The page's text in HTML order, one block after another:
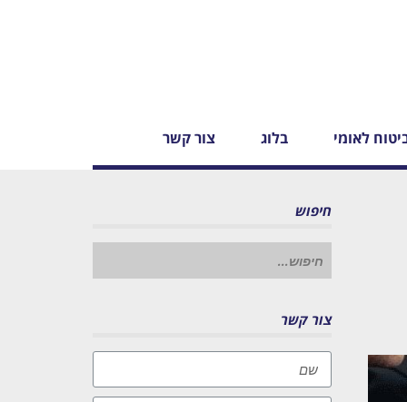
לאומי בלוג צור קשר
חיפוש
עבור:
צור קשר